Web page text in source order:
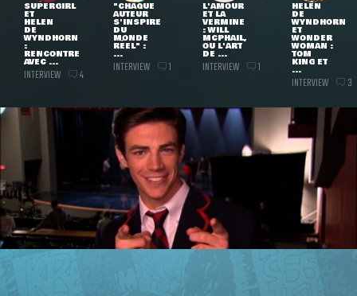
SUPERGIRL
ET
HELEN
DE
WYNDHORN
:
RENCONTRE
AVEC ...
INTERVIEW 4
"CHAQUE
AUTEUR
S'INSPIRE
DU
MONDE
RÉEL" :
...
INTERVIEW 1
L'AMOUR
ET LA
VERMINE
: WILL
MCPHAIL,
OU L'ART
DE ...
INTERVIEW 1
HELEN
DE
WYNDHORN
ET
WONDER
WOMAN :
TOM
KING ET
...
INTERVIEW 3